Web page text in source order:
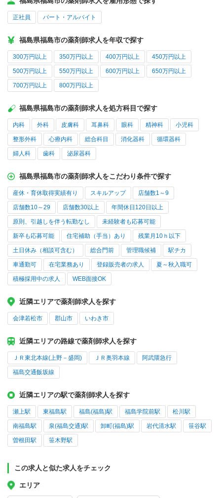
正社員 パート・アルバイト
福島県福島市の薬剤師求人を年収で探す
300万円以上 350万円以上 400万円以上 450万円以上
500万円以上 550万円以上 600万円以上 650万円以上
700万円以上 800万円以上
福島県福島市の薬剤師求人を処方科目で探す
内科 外科 皮膚科 耳鼻科 眼科 精神科 小児科
整形外科 心療内科 総合科目 消化器科 循環器科
婦人科 歯科 泌尿器科
福島県福島市の薬剤師求人をこだわり条件で探す
産休・育休取得実績有り スキルアップ 店舗数1～9
店舗数10～29 店舗数30以上 年間休日120日以上
原則、引越しを伴う転勤なし 未経験者も応募可能
新卒も応募可能 住宅補助（手当）あり 残業月10ｈ以下
土日休み（相談可含む） 総合門前 管理職候補 駅チカ
車通勤可 在宅業務あり 登録販売者の求人 夏～秋入職可
積極採用中の求人 WEB面接OK
近隣エリアで薬剤師求人を探す
会津若松市 郡山市 いわき市
近隣エリアの路線で薬剤師求人を探す
ＪＲ東北本線(上野－盛岡) ＪＲ奥羽本線 阿武隈急行
福島交通飯坂線
近隣エリアの駅で薬剤師求人を探す
瀬上駅 東福島駅 福島(福島)駅 福島学院前駅 松川駅
南福島駅 泉(福島交通)駅 卸町(福島)駅 岩代清水駅 笹谷駅
曽根田駅 笹木野駅
この求人と似た求人をチェック
エリア